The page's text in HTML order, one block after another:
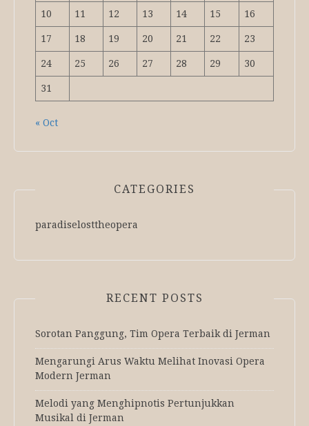
10 11 12 13 14 15 16
17 18 19 20 21 22 23
24 25 26 27 28 29 30
31
« Oct
CATEGORIES
paradiselosttheopera
RECENT POSTS
Sorotan Panggung, Tim Opera Terbaik di Jerman
Mengarungi Arus Waktu Melihat Inovasi Opera
Modern Jerman
Melodi yang Menghipnotis Pertunjukkan
Musikal di Jerman